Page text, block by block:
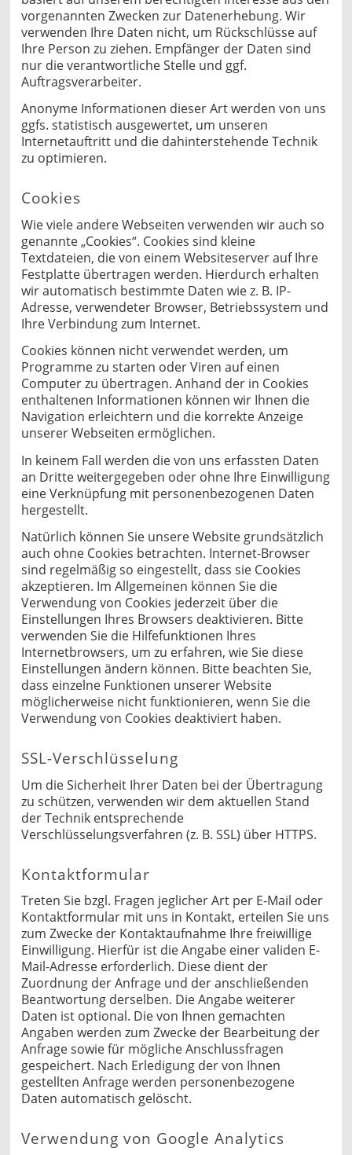
vorgenannten Zwecken zur Datenerhebung. Wir
verwenden Ihre Daten nicht, um Rückschlüsse auf
Ihre Person zu ziehen. Empfänger der Daten sind
nur die verantwortliche Stelle und ggf.
Auftragsverarbeiter.
Anonyme Informationen dieser Art werden von uns
ggfs. statistisch ausgewertet, um unseren
Internetauftritt und die dahinterstehende Technik
zu optimieren.
Cookies
Wie viele andere Webseiten verwenden wir auch so
genannte „Cookies“. Cookies sind kleine
Textdateien, die von einem Websiteserver auf Ihre
Festplatte übertragen werden. Hierdurch erhalten
wir automatisch bestimmte Daten wie z. B. IP-
Adresse, verwendeter Browser, Betriebssystem und
Ihre Verbindung zum Internet.
Cookies können nicht verwendet werden, um
Programme zu starten oder Viren auf einen
Computer zu übertragen. Anhand der in Cookies
enthaltenen Informationen können wir Ihnen die
Navigation erleichtern und die korrekte Anzeige
unserer Webseiten ermöglichen.
In keinem Fall werden die von uns erfassten Daten
an Dritte weitergegeben oder ohne Ihre Einwilligung
eine Verknüpfung mit personenbezogenen Daten
hergestellt.
Natürlich können Sie unsere Website grundsätzlich
auch ohne Cookies betrachten. Internet-Browser
sind regelmäßig so eingestellt, dass sie Cookies
akzeptieren. Im Allgemeinen können Sie die
Verwendung von Cookies jederzeit über die
Einstellungen Ihres Browsers deaktivieren. Bitte
verwenden Sie die Hilfefunktionen Ihres
Internetbrowsers, um zu erfahren, wie Sie diese
Einstellungen ändern können. Bitte beachten Sie,
dass einzelne Funktionen unserer Website
möglicherweise nicht funktionieren, wenn Sie die
Verwendung von Cookies deaktiviert haben.
SSL-Verschlüsselung
Um die Sicherheit Ihrer Daten bei der Übertragung
zu schützen, verwenden wir dem aktuellen Stand
der Technik entsprechende
Verschlüsselungsverfahren (z. B. SSL) über HTTPS.
Kontaktformular
Treten Sie bzgl. Fragen jeglicher Art per E-Mail oder
Kontaktformular mit uns in Kontakt, erteilen Sie uns
zum Zwecke der Kontaktaufnahme Ihre freiwillige
Einwilligung. Hierfür ist die Angabe einer validen E-
Mail-Adresse erforderlich. Diese dient der
Zuordnung der Anfrage und der anschließenden
Beantwortung derselben. Die Angabe weiterer
Daten ist optional. Die von Ihnen gemachten
Angaben werden zum Zwecke der Bearbeitung der
Anfrage sowie für mögliche Anschlussfragen
gespeichert. Nach Erledigung der von Ihnen
gestellten Anfrage werden personenbezogene
Daten automatisch gelöscht.
Verwendung von Google Analytics